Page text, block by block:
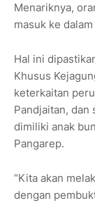
Menariknya,
masuk ke
Hal ini
Khusus
keterkaitan
Pandjaitan, dan
dimiliki anak
Pangarep.
“Kita akan
dengan